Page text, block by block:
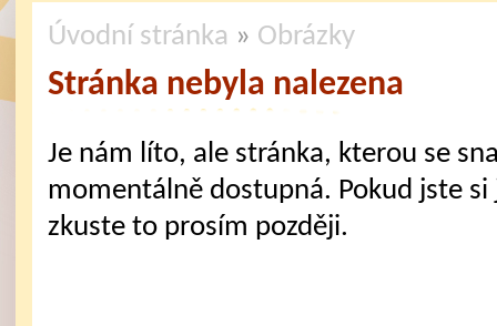
Úvodní stránka » Obrázky
Stránka nebyla nalezena
Je nám líto, ale stránka, kterou se
momentálně dostupná. Pokud jste
zkuste to prosím později.